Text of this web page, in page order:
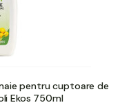
pentru cuptoare de
Ekos 750ml